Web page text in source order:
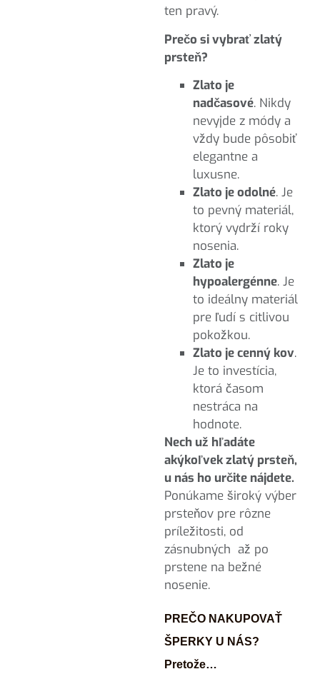
ten pravý.
Prečo si vybrať zlatý
prsteň?
Zlato je
nadčasové. Nikdy
nevyjde z módy a
vždy bude pôsobiť
elegantne a
luxusne.
Zlato je odolné. Je
to pevný materiál,
ktorý vydrží roky
nosenia.
Zlato je
hypoalergénne. Je
to ideálny materiál
pre ľudí s citlivou
pokožkou.
Zlato je cenný kov.
Je to investícia,
ktorá časom
nestráca na
hodnote.
Nech už hľadáte
akýkoľvek zlatý prsteň,
u nás ho určite nájdete.
Ponúkame široký výber
prsteňov pre rôzne
príležitosti, od
zásnubných až po
prstene na bežné
nosenie.
PREČO NAKUPOVAŤ
ŠPERKY U NÁS?
Pretože…